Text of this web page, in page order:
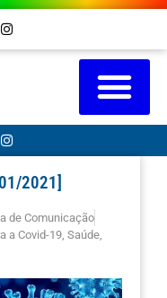
2021]
de Comunicação
a Covid-19, Saúde,